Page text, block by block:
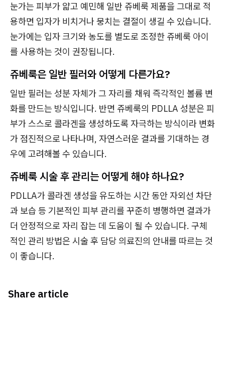
눈가는 피부가 얇고 예민해 일반 쥬베룩 제품을 그대로 적
용하면 입자가 비치거나 뭉치는 결절이 생길 수 있습니다.
눈가에는 입자 크기와 농도를 별도로 조정한 쥬베룩 아이
를 사용하는 것이 권장됩니다.
쥬베룩은 일반 필러와 어떻게 다른가요?
일반 필러는 성분 자체가 그 자리를 채워 즉각적인 볼륨 변
화를 만드는 방식입니다. 반면 쥬베룩의 PDLLA 성분은 피
부가 스스로 콜라겐을 생성하도록 자극하는 방식이라 변화
가 점진적으로 나타나며, 자연스러운 결과를 기대하는 경
우에 고려해볼 수 있습니다.
쥬베룩 시술 후 관리는 어떻게 해야 하나요?
PDLLA가 콜라겐 생성을 유도하는 시간 동안 자외선 차단
과 보습 등 기본적인 피부 관리를 꾸준히 병행하면 결과가
더 안정적으로 자리 잡는 데 도움이 될 수 있습니다. 구체
적인 관리 방법은 시술 후 담당 의료진의 안내를 따르는 것
이 좋습니다.
Share article